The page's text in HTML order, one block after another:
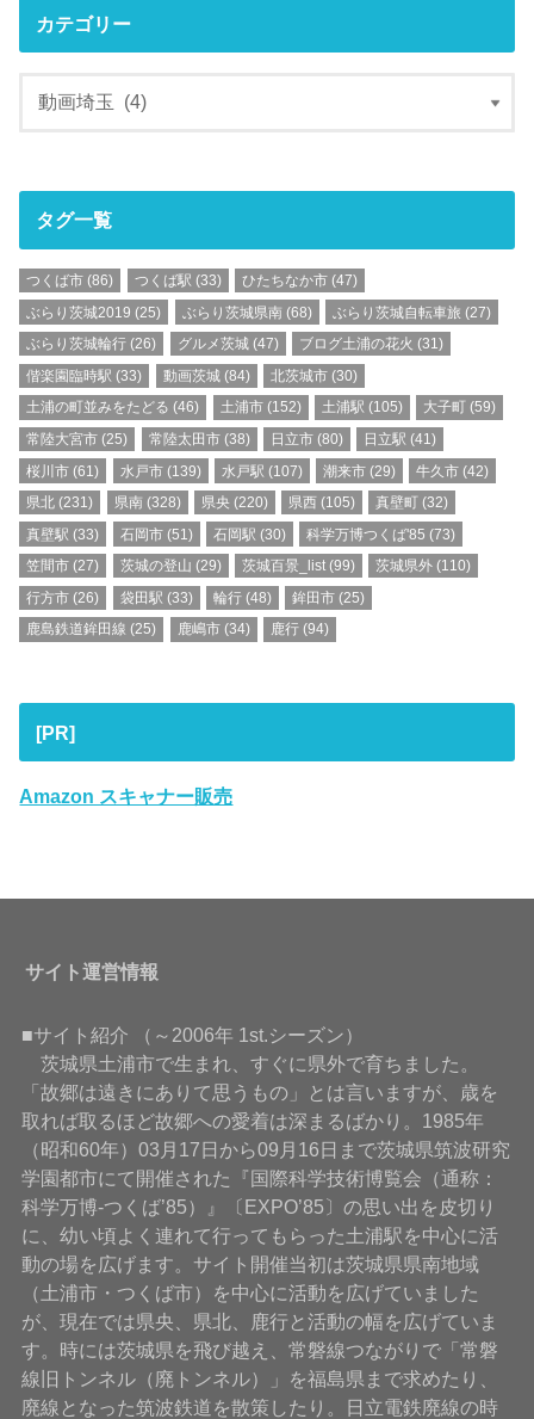
カテゴリー
タグ一覧
つくば市 (86) つくば駅 (33) ひたちなか市(47)
ぶらり茨城2019 (25) ぶらり茨城県南 (68) ぶらり茨城自転車旅 (27)
ぶらり茨城輪行 (26) グルメ茨城(47) ブログ土浦の花火 (31)
偕楽園臨時駅 (33) 動画茨城 (84) 北茨城市(30)
土浦の町並みをたどる (46) 土浦市(152) 土浦駅 (105) 大子町 (59)
常陸大宮市 (25) 常陸太田市(38) 日立市(80) 日立駅 (41)
桜川市 (61) 水戸市(139) 水戸駅 (107) 潮来市 (29) 牛久市 (42)
県北 (231) 県南 (328) 県央(220) 県西 (105) 真壁町 (32)
真壁駅 (33) 石岡市(51) 石岡駅 (30) 科学万博つくば'85 (73)
笠間市 (27) 茨城の登山 (29) 茨城百景_list(99) 茨城県外 (110)
行方市 (26) 袋田駅 (33) 輪行(48) 鉾田市 (25)
鹿島鉄道鉾田線 (25) 鹿嶋市(34) 鹿行(94)
[PR]
Amazon スキャナー販売
サイト運営情報
■サイト紹介 （～2006年 1st.シーズン）
茨城県土浦市で生まれ、すぐに県外で育ちました。
「故郷は遠きにありて思うもの」とは言いますが、歳を
取れば取るほど故郷への愛着は深まるばかり。1985年
（昭和60年）03月17日から09月16日まで茨城県筑波研究
学園都市にて開催された『国際科学技術博覧会（通称：
科学万博-つくば’85）』〔EXPO’85〕の思い出を皮切り
に、幼い頃よく連れて行ってもらった土浦駅を中心に活
動の場を広げます。サイト開催当初は茨城県県南地域
（土浦市・つくば市）を中心に活動を広げていました
が、現在では県央、県北、鹿行と活動の幅を広げていま
す。時には茨城県を飛び越え、常磐線つながりで「常磐
線旧トンネル（廃トンネル）」を福島県まで求めたり、
廃線となった筑波鉄道を散策したり。日立電鉄廃線の時